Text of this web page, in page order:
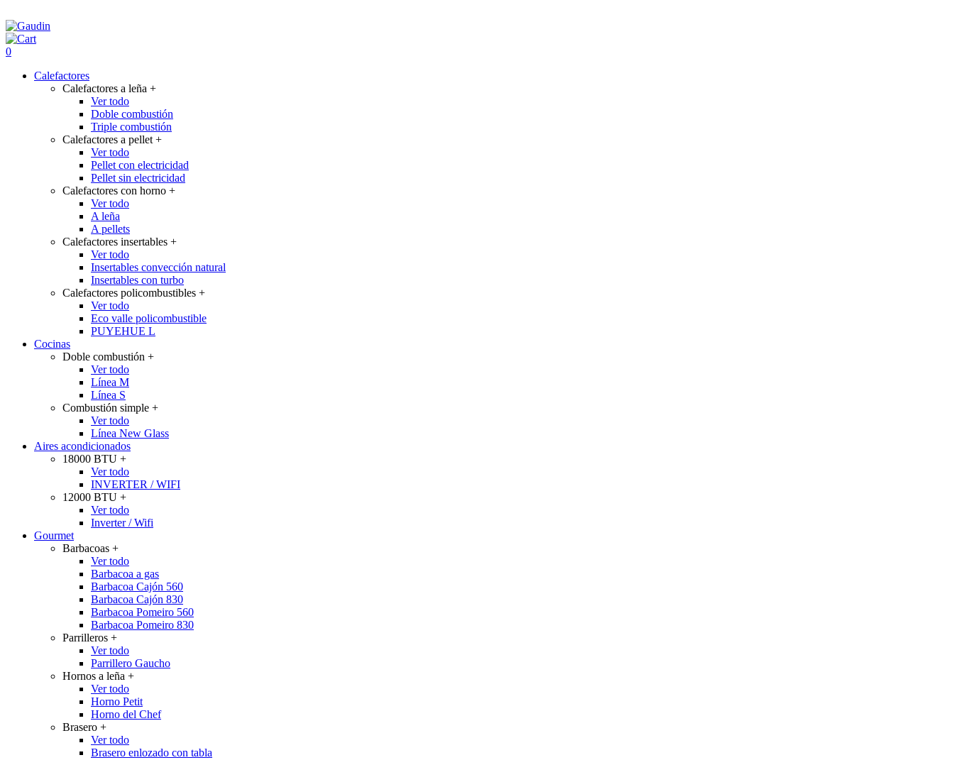
0
Calefactores
Calefactores a leña +
Ver todo
Doble combustión
Triple combustión
Calefactores a pellet +
Ver todo
Pellet con electricidad
Pellet sin electricidad
Calefactores con horno +
Ver todo
A leña
A pellets
Calefactores insertables +
Ver todo
Insertables convección natural
Insertables con turbo
Calefactores policombustibles +
Ver todo
Eco valle policombustible
PUYEHUE L
Cocinas
Doble combustión +
Ver todo
Línea M
Línea S
Combustión simple +
Ver todo
Línea New Glass
Aires acondicionados
18000 BTU +
Ver todo
INVERTER / WIFI
12000 BTU +
Ver todo
Inverter / Wifi
Gourmet
Barbacoas +
Ver todo
Barbacoa a gas
Barbacoa Cajón 560
Barbacoa Cajón 830
Barbacoa Pomeiro 560
Barbacoa Pomeiro 830
Parrilleros +
Ver todo
Parrillero Gaucho
Hornos a leña +
Ver todo
Horno Petit
Horno del Chef
Brasero +
Ver todo
Brasero enlozado con tabla